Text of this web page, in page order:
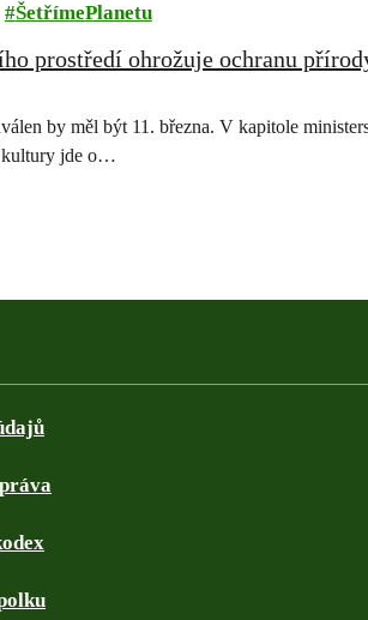
ŠetřímePlanetu
prostředí ohrožuje ochranu
by měl být 11. března. V kapitole
kultury jde o…